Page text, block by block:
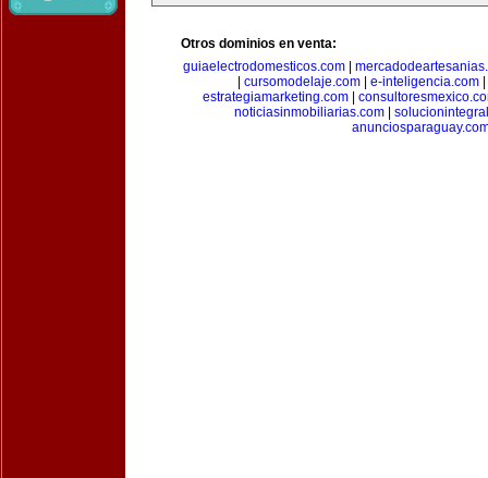
Otros dominios en venta:
guiaelectrodomesticos.com
cursomodelaje.com| e-inteligencia.com|
estrategiamarketing.com|
noticiasinmobiliarias.com